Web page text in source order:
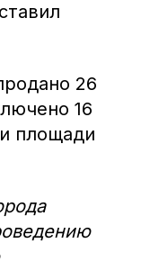
26
16
площади